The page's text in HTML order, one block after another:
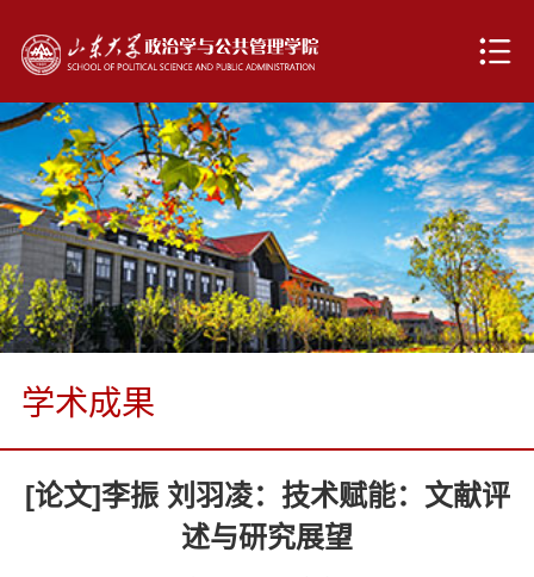
学术成果
[论文]李振 刘羽凌：技术赋能：文献评
述与研究展望